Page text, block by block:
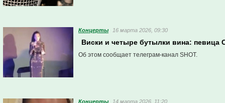
Концерты 16 марта 2026, 09:30
Виски и четыре бутылки вина: певица
Об этом сообщает телеграм-канал SHOT.
Концерты 14 марта 2026, 11:20